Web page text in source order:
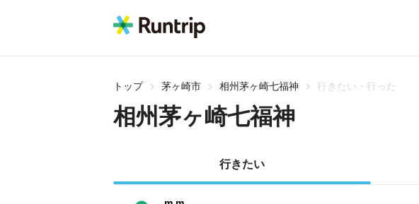
トップ 茅ヶ崎市 相州茅ヶ崎七福神 行きたい・行った
相州茅ヶ崎七福神
行きたい